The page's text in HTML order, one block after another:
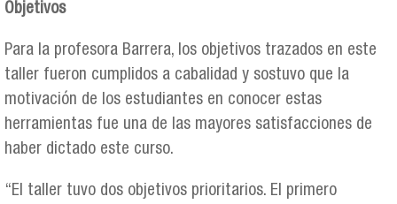
Objetivos
Para la profesora Barrera, los objetivos trazados en este
taller fueron cumplidos a cabalidad y sostuvo que la
motivación de los estudiantes en conocer estas
herramientas fue una de las mayores satisfacciones de
haber dictado este curso.
“El taller tuvo dos objetivos prioritarios. El primero